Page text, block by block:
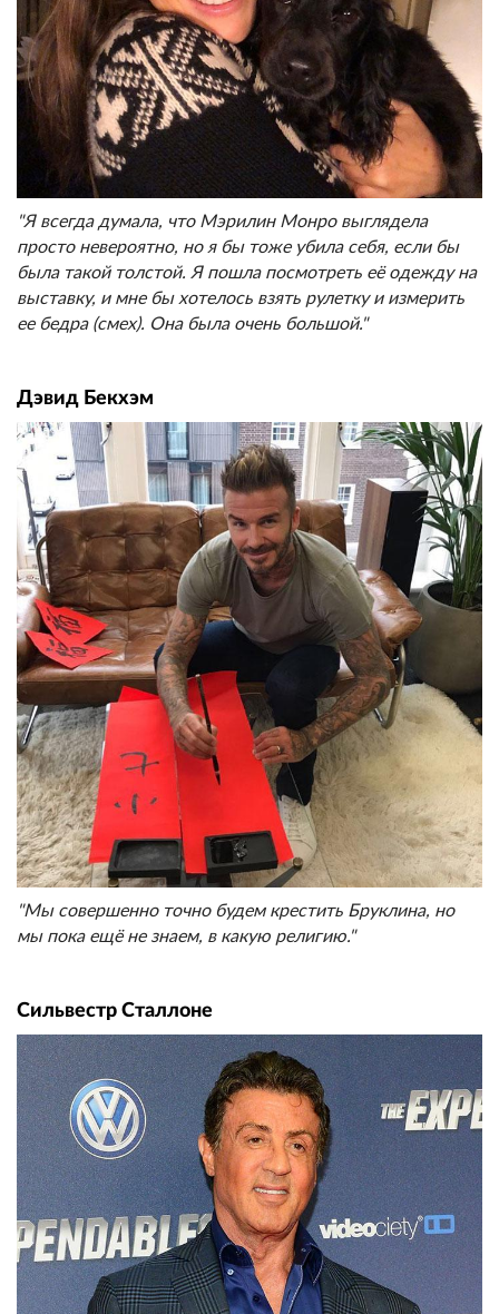
"Я всегда думала, что Мэрилин Монро выглядела
просто невероятно, но я бы тоже убила себя, если бы
была такой толстой. Я пошла посмотреть её одежду на
выставку, и мне бы хотелось взять рулетку и измерить
ее бедра (смех). Она была очень большой."
Дэвид Бекхэм
"Мы совершенно точно будем крестить Бруклина, но
мы пока ещё не знаем, в какую религию."
Сильвестр Сталлоне